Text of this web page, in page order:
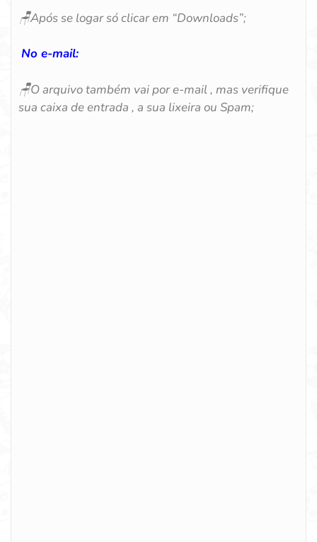
🪑Após se logar só clicar em “Downloads”;
No e-mail:
🪑O arquivo também vai por e-mail , mas verifique
sua caixa de entrada , a sua lixeira ou Spam;